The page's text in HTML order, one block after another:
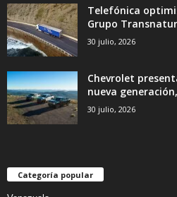
Telefónica
Grupo
30 julio, 2026
Chevrolet
nueva
30 julio, 2026
Categoría popular